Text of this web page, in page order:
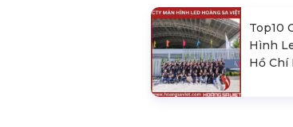
Top10
Hình
Hồ Chí